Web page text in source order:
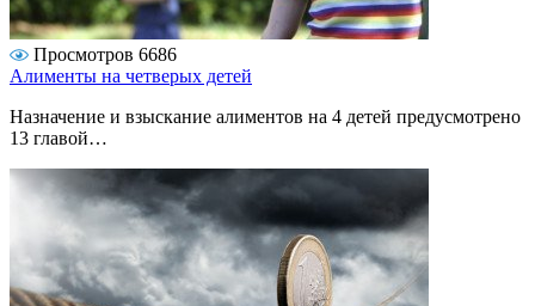
Просмотров 6686
Алименты на четверых детей
Назначение и взыскание алиментов на 4 детей предусмотрено
13 главой…